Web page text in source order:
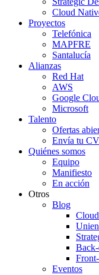
Cloud
Proyectos
Telefónica
MAPFRE
Santalucía
Alianzas
Red Hat
AWS
Google
Microsoft
Talento
Ofertas
Envía tu
Quiénes somos
Equipo
Manifiesto
En acción
Otros
Blog
Eventos